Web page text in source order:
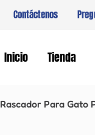
Contáctenos
Inicio Tienda
Rascador Para Gato